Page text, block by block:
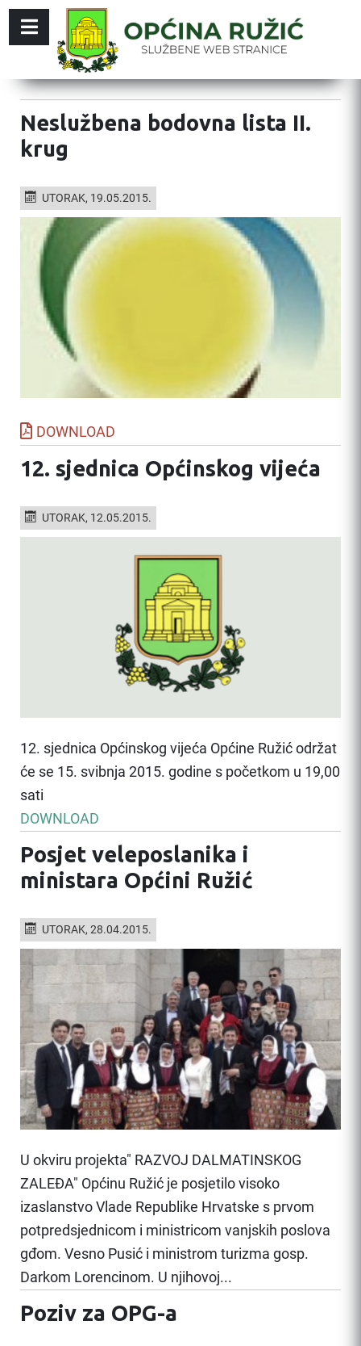
Neslužbena bodovna lista II.
krug
UTORAK, 19.05.2015.
DOWNLOAD
12. sjednica Općinskog vijeća
UTORAK, 12.05.2015.
12. sjednica Općinskog vijeća Općine Ružić održat
će se 15. svibnja 2015. godine s početkom u 19,00
sati
DOWNLOAD
Posjet veleposlanika i
ministara Općini Ružić
UTORAK, 28.04.2015.
U okviru projekta" RAZVOJ DALMATINSKOG
ZALEĐA" Općinu Ružić je posjetilo visoko
izaslanstvo Vlade Republike Hrvatske s prvom
potpredsjednicom i ministricom vanjskih poslova
gđom. Vesno Pusić i ministrom turizma gosp.
Darkom Lorencinom. U njihovoj...
Poziv za OPG-a